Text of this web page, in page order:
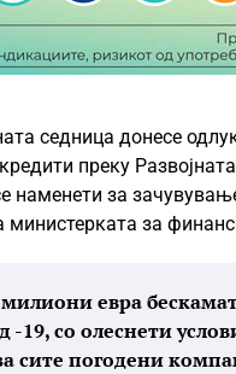
седница донесе
преку
наменети за
министерката за
евра
-19, со олеснети
сите погодени